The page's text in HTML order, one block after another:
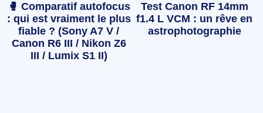
🥊 Comparatif autofocus
: qui est vraiment le plus
fiable ? (Sony A7 V /
Canon R6 III / Nikon Z6
III / Lumix S1 II)
Test Canon RF 14mm
f1.4 L VCM : un rêve en
astrophotographie